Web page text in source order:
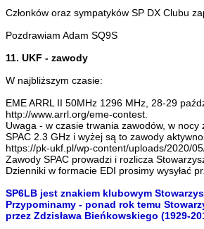
Członków oraz sympatyków SP DX Clubu
Pozdrawiam Adam SQ9S
11. UKF - zawody
W najbliższym czasie:
EME ARRL II 50MHz 1296 MHz, 28-29
http://www.arrl.org/eme-contest.
Uwaga - w czasie trwania zawodów, w
SPAC 2.3 GHz i wyżej są to zawody
https://pk-ukf.pl/wp-content/uploads/2020/
Zawody SPAC prowadzi i rozlicza
Dzienniki w formacie EDI prosimy wysyłać
SP6LB jest znakiem klubowym
Przypominamy - ponad rok temu
przez Zdzisława Bieńkowskiego (1929-